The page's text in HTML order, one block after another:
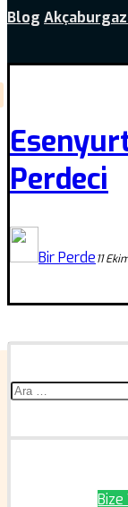
Blog
Perdeci
Bir Perde11
Arama: